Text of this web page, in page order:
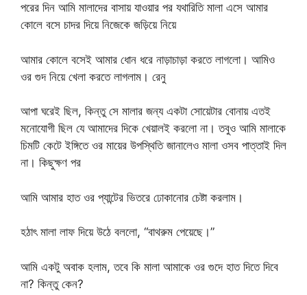
পরের দিন আমি মালাদের বাসায় যাওয়ার পর যথারিতি মালা এসে আমার
কোলে বসে চাদর দিয়ে নিজেকে জড়িয়ে নিয়ে
আমার কোলে বসেই আমার ধোন ধরে নাড়াচাড়া করতে লাগলো। আমিও
ওর গুদ নিয়ে খেলা করতে লাগলাম। রেনু
আপা ঘরেই ছিল, কিন্তু সে মালার জন্য একটা সোয়েটার বোনায় এতই
মনোযোগী ছিল যে আমাদের দিকে খেয়ালই করলো না। তবুও আমি মালাকে
চিমটি কেটে ইঙ্গিতে ওর মায়ের উপস্থিতি জানালেও মালা ওসব পাত্তাই দিল
না। কিছুক্ষণ পর
আমি আমার হাত ওর প্যান্টের ভিতরে ঢোকানোর চেষ্টা করলাম।
হঠাৎ মালা লাফ দিয়ে উঠে বললো, “বাথরুম পেয়েছে।”
আমি একটু অবাক হলাম, তবে কি মালা আমাকে ওর গুদে হাত দিতে দিবে
না? কিন্তু কেন?